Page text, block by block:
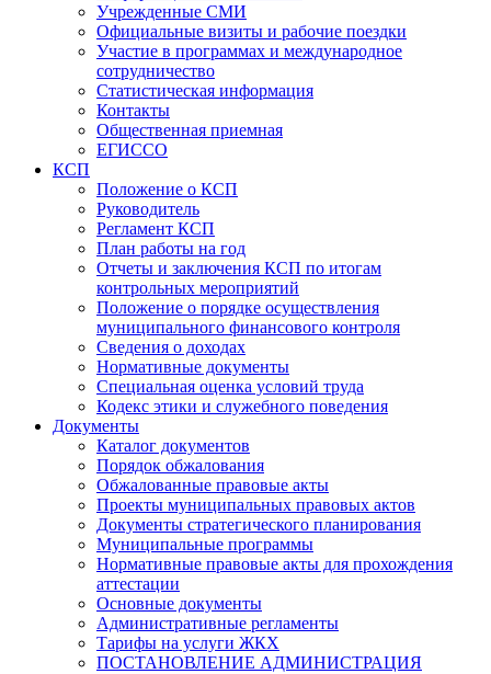
Учрежденные СМИ
Официальные визиты и рабочие поездки
Участие в программах и международное
сотрудничество
Статистическая информация
Контакты
Общественная приемная
ЕГИССО
КСП
Положение о КСП
Руководитель
Регламент КСП
План работы на год
Отчеты и заключения КСП по итогам
контрольных мероприятий
Положение о порядке осуществления
муниципального финансового контроля
Сведения о доходах
Нормативные документы
Специальная оценка условий труда
Кодекс этики и служебного поведения
Документы
Каталог документов
Порядок обжалования
Обжалованные правовые акты
Проекты муниципальных правовых актов
Документы стратегического планирования
Муниципальные программы
Нормативные правовые акты для прохождения
аттестации
Основные документы
Административные регламенты
Тарифы на услуги ЖКХ
ПОСТАНОВЛЕНИЕ АДМИНИСТРАЦИЯ